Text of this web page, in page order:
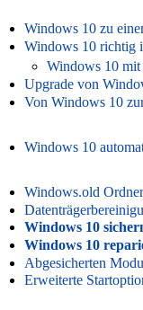
Windows 10 zu
Windows 10 richtig
Windows 10
Upgrade von
Von Windows 10
Windows 10
Windows.old
Windows 10
Windows 10
Abgesicherten
Erweiterte